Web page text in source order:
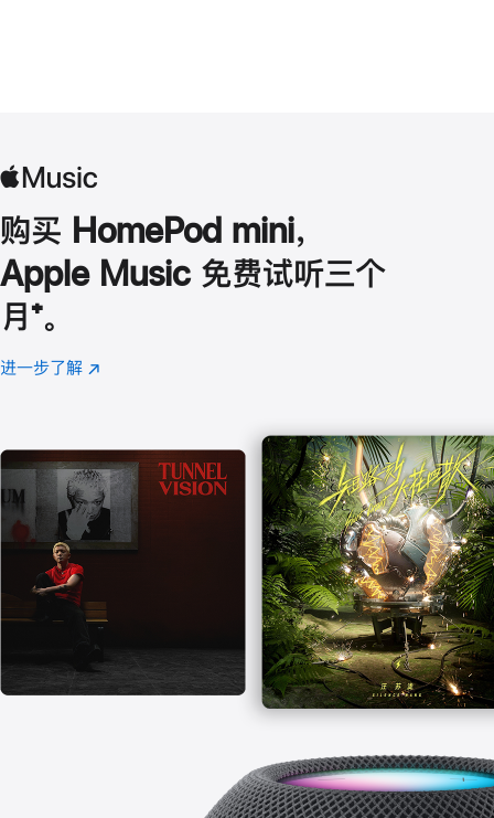
购买 HomePod mini，
Apple Music 免费试听三个
月 脚
注
⁺。
进一步了解 Apple
(在
口
中
打
开)